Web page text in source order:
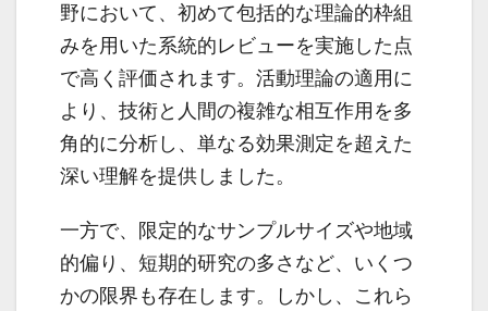
野において、初めて包括的な理論的枠組
みを用いた系統的レビューを実施した点
で高く評価されます。活動理論の適用に
より、技術と人間の複雑な相互作用を多
角的に分析し、単なる効果測定を超えた
深い理解を提供しました。
一方で、限定的なサンプルサイズや地域
的偏り、短期的研究の多さなど、いくつ
かの限界も存在します。しかし、これら